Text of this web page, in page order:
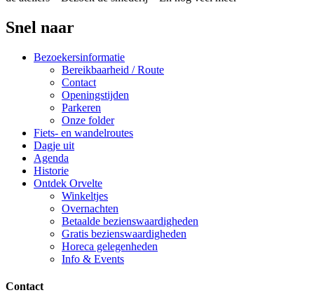
Snel naar
Bezoekersinformatie
Bereikbaarheid / Route
Contact
Openingstijden
Parkeren
Onze folder
Fiets- en wandelroutes
Dagje uit
Agenda
Historie
Ontdek Orvelte
Winkeltjes
Overnachten
Betaalde bezienswaardigheden
Gratis bezienswaardigheden
Horeca gelegenheden
Info & Events
Contact